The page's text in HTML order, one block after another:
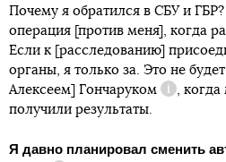
Почему я обратился в СБУ и
операция [против меня], когда
Если к [расследованию]
органы, я только за. Это не
Алексеем] Гончаруком
Справка
,
получили результаты.
Я давно планировал сменить